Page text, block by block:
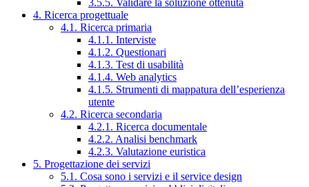
4. Ricerca progettuale
4.1. Ricerca primaria
4.1.1. Interviste
4.1.2. Questionari
4.1.3. Test di usabilità
4.1.4. Web analytics
4.1.5. Strumenti di mappatura dell’esperienza
utente
4.2. Ricerca secondaria
4.2.1. Ricerca documentale
4.2.2. Analisi benchmark
4.2.3. Valutazione euristica
5. Progettazione dei servizi
5.1. Cosa sono i servizi e il service design